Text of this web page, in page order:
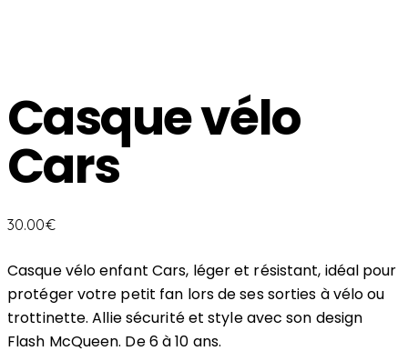
Casque vélo
Cars
30.00€
Casque vélo enfant Cars, léger et résistant, idéal pour
protéger votre petit fan lors de ses sorties à vélo ou
trottinette. Allie sécurité et style avec son design
Flash McQueen. De 6 à 10 ans.